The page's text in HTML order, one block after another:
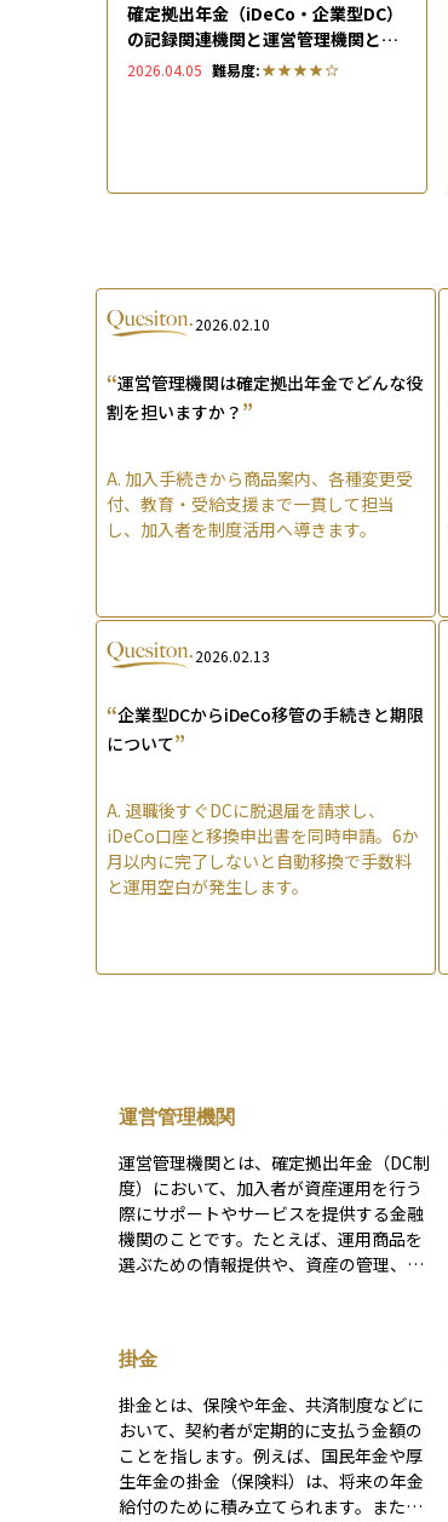
確定拠出年金（iDeCo・企業型DC）
の記録関連機関と運営管理機関と
は？JIS&TやSBIベネフィットの役
2026.04.05 難易度:
2026.02.10
“運営管理機関は確定拠出年金でどんな役
割を担いますか？ ”
A. 加入手続きから商品案内、各種変更受
付、教育・受給支援まで一貫して担当
し、加入者を制度活用へ導きます。
2026.02.13
“企業型DCからiDeCo移管の手続きと期限
について”
A. 退職後すぐDCに脱退届を請求し、
iDeCo口座と移換申出書を同時申請。6か
月以内に完了しないと自動移換で手数料
と運用空白が発生します。
運営管理機関
運営管理機関とは、確定拠出年金（DC制
度）において、加入者が資産運用を行う
際にサポートやサービスを提供する金融
機関のことです。たとえば、運用商品を
選ぶための情報提供や、資産の管理、ス
するためのシステムを提供したりする役
割もあります。主に証券会社、信託銀
行、保険会社などが指定され、加入者に
とって使いやすく、信頼できる仕組みを
提供することが求められます。資産運用
を自分で判断して行う確定拠出年金制度
掛金
掛金とは、保険や年金、共済制度などに
おいて、契約者が定期的に支払う金額の
ことを指します。例えば、国民年金や厚
生年金の掛金（保険料）は、将来の年金
給付のために積み立てられます。また、